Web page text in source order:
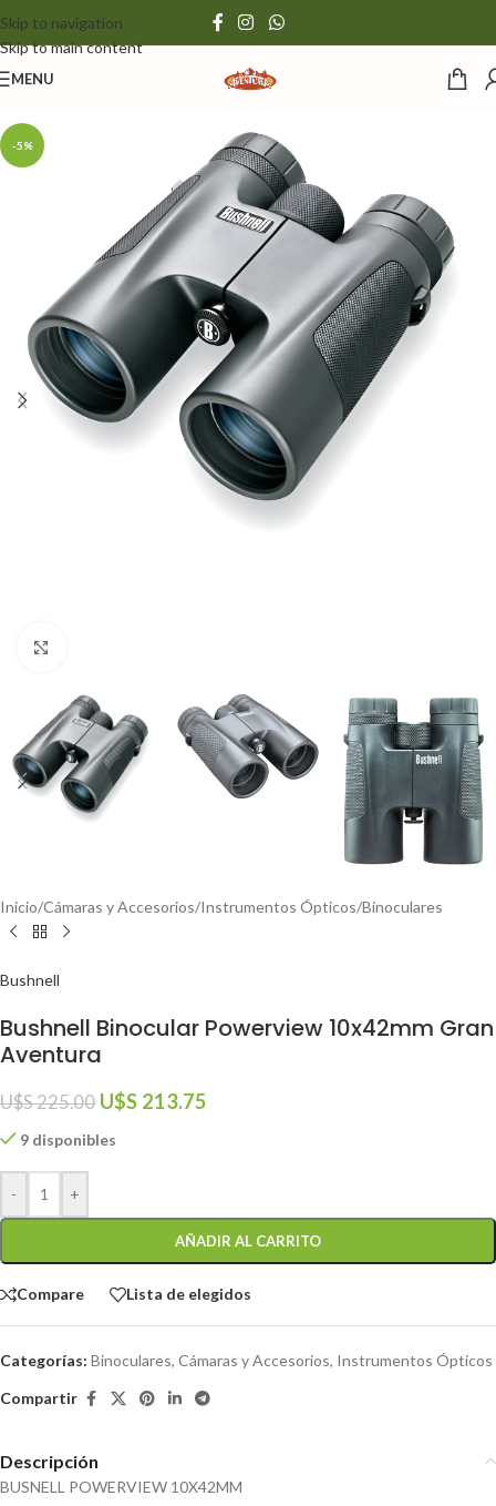
Skip to navigation
Skip to main content
MENU
-5%
Inicio/Cámaras y Accesorios/Instrumentos Ópticos/Binoculares
Bushnell
Bushnell Binocular Powerview 10x42mm Gran
Aventura
U$S225.00 U$S 213.75
9 disponibles
- +
AÑADIR AL CARRITO
Compare Lista de elegidos
Categorías: Binoculares, Cámaras y Accesorios, Instrumentos Ópticos
Compartir
Descripción
BUSNELL POWERVIEW 10X42MM